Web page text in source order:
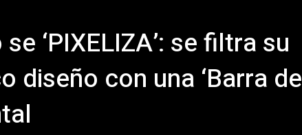
‘PIXELIZA’: se filtra su
diseño con una ‘Barra de